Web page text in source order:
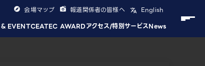
EVENTCEATEC AWARDアクセス/特別サービスNews
会場マップ 報道関係者の皆様へ English